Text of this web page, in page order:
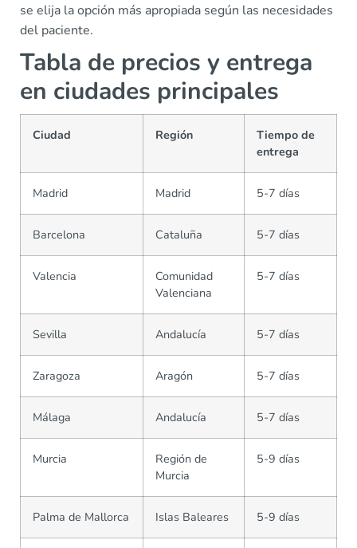
se elija la opción más apropiada según las necesidades
del paciente.
Tabla de precios y entrega
en ciudades principales
Ciudad Región
Tiempo de
entrega
Madrid Madrid 5-7 días
Barcelona Cataluña 5-7 días
Valencia
Comunidad
Valenciana
5-7 días
Sevilla Andalucía 5-7 días
Zaragoza Aragón 5-7 días
Málaga Andalucía 5-7 días
Murcia
Región de
Murcia
5-9 días
Palma de Mallorca Islas Baleares 5-9 días